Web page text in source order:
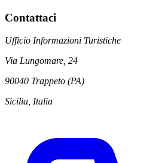
Contattaci
Ufficio Informazioni Turistiche
Via Lungomare, 24
90040 Trappeto (PA)
Sicilia, Italia